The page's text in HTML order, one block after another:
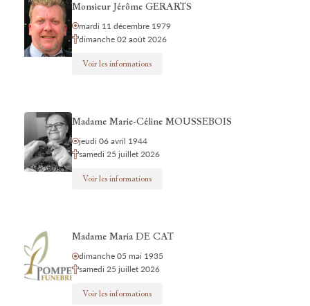
Monsieur Jérôme GERARTS
mardi 11 décembre 1979
dimanche 02 août 2026
Voir les informations
Madame Marie-Céline MOUSSEBOIS
jeudi 06 avril 1944
samedi 25 juillet 2026
Voir les informations
Madame Maria DE CAT
dimanche 05 mai 1935
samedi 25 juillet 2026
Voir les informations